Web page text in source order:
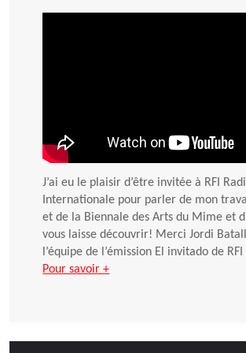
J’ai eu le plaisir d’être invitée à RFI
Internationale pour parler de mon
et de la Biennale des Arts du Mime et
vous laisse découvrir! Merci Jordi
l’équipe de l’émission El invitado de RFI
Pour savoir +